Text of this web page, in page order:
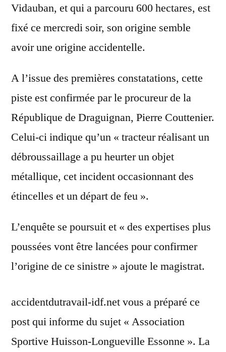
Vidauban, et qui a parcouru 600 hectares, est
fixé ce mercredi soir, son origine semble
avoir une origine accidentelle.
A l’issue des premières constatations, cette
piste est confirmée par le procureur de la
République de Draguignan, Pierre Couttenier.
Celui-ci indique qu’un « tracteur réalisant un
débroussaillage a pu heurter un objet
métallique, cet incident occasionnant des
étincelles et un départ de feu ».
L’enquête se poursuit et « des expertises plus
poussées vont être lancées pour confirmer
l’origine de ce sinistre » ajoute le magistrat.
accidentdutravail-idf.net vous a préparé ce
post qui informe du sujet « Association
Sportive Huisson-Longueville Essonne ». La